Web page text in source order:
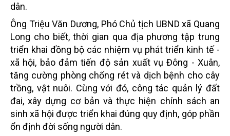
dân.
Ông Triệu Văn Dương, Phó Chủ tịch UBND xã Quang
Long cho biết, thời gian qua địa phương tập trung
triển khai đồng bộ các nhiệm vụ phát triển kinh tế -
xã hội, bảo đảm tiến độ sản xuất vụ Đông - Xuân,
tăng cường phòng chống rét và dịch bệnh cho cây
trồng, vật nuôi. Cùng với đó, công tác quản lý đất
đai, xây dựng cơ bản và thực hiện chính sách an
sinh xã hội được triển khai đúng quy định, góp phần
ổn định đời sống người dân.